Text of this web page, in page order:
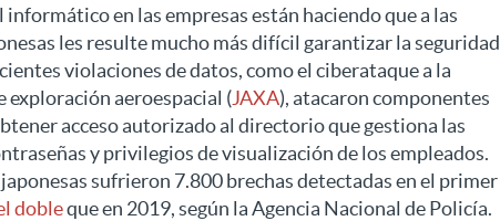
informático en las empresas están haciendo que a las
les resulte mucho más difícil garantizar la seguridad
violaciones de datos, como el ciberataque a la
exploración aeroespacial (JAXA), atacaron componentes
acceso autorizado al directorio que gestiona las
y privilegios de visualización de los empleados.
sufrieron 7.800 brechas detectadas en el primer
dobleque en 2019, según la Agencia Nacional de Policía.